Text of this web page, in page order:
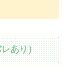
あり）